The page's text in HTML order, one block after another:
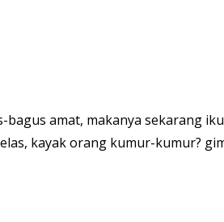
bagus amat, makanya sekarang
kayak orang kumur-kumur?